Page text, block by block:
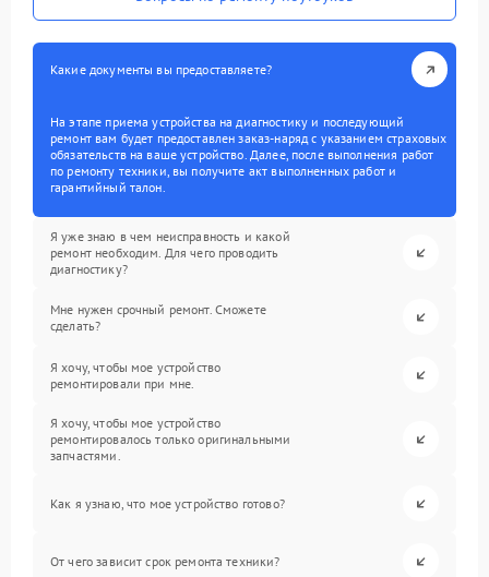
Какие документы вы предоставляете?
На этапе приема устройства на диагностику и последующий
ремонт вам будет предоставлен заказ-наряд с указанием страховых
обязательств на ваше устройство. Далее, после выполнения работ
по ремонту техники, вы получите акт выполненных работ и
гарантийный талон.
Я уже знаю в чем неисправность и какой
ремонт необходим. Для чего проводить
диагностику?
Мне нужен срочный ремонт. Сможете
сделать?
Я хочу, чтобы мое устройство
ремонтировали при мне.
Я хочу, чтобы мое устройство
ремонтировалось только оригинальными
запчастями.
Как я узнаю, что мое устройство готово?
От чего зависит срок ремонта техники?